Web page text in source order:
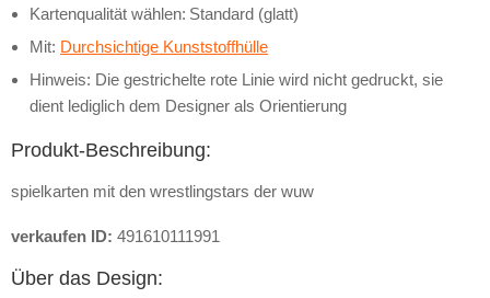
Kartenqualität wählen: Standard (glatt)
Mit: Durchsichtige Kunststoffhülle
Hinweis: Die gestrichelte rote Linie wird nicht gedruckt, sie
dient lediglich dem Designer als Orientierung
Produkt-Beschreibung:
spielkarten mit den wrestlingstars der wuw
verkaufen ID: 491610111991
Über das Design: